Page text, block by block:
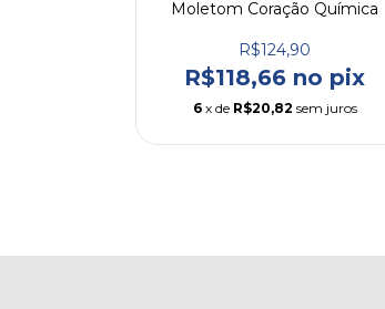
Moletom Coração Química
R$124,90
R$118,66 no pix
6 x de R$20,82 sem juros